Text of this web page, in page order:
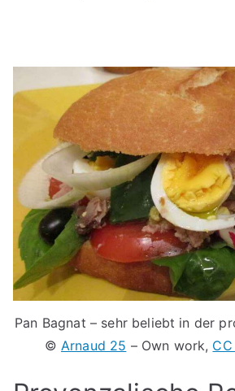
Pan Bagnat – sehr beliebt in der
© Arnaud 25 – Own work,